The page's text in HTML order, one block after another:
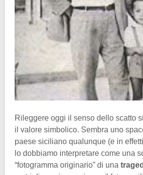
Rileggere oggi il senso dello scatto
il valore simbolico. Sembra uno
paese siciliano qualunque (e in
lo dobbiamo interpretare come una
“fotogramma originario” di una